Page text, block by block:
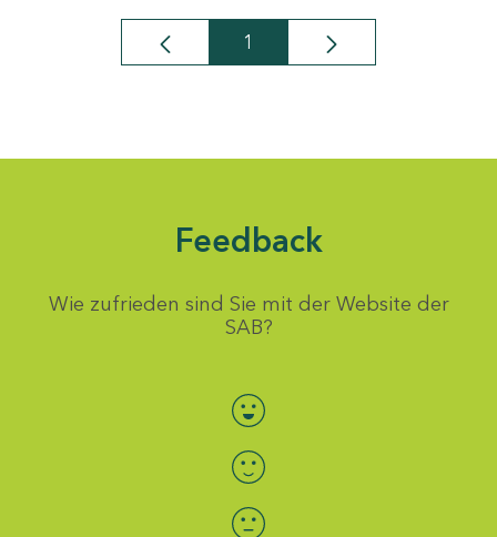
Seite
1
Feedback
Wie zufrieden sind Sie mit der Website der
SAB?
Bewertung auswählen